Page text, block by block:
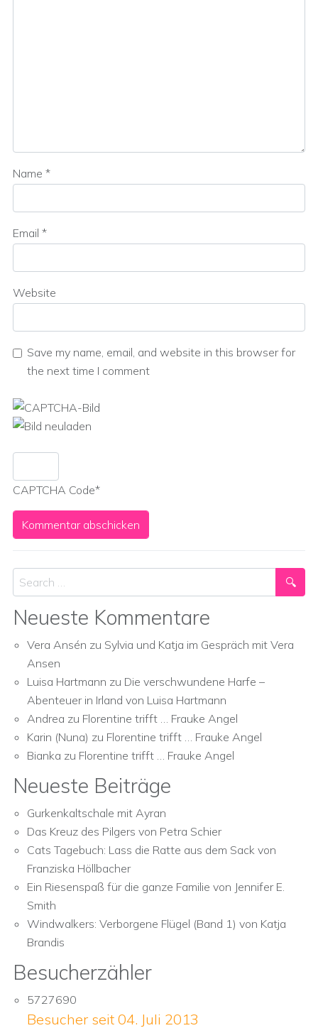
Name *
Email *
Website
Save my name, email, and website in this browser for
the next time I comment
CAPTCHA Code*
Search
Neueste Kommentare
Vera Ansén zu Sylvia und Katja im Gespräch mit Vera
Ansen
Luisa Hartmann zu Die verschwundene Harfe –
Abenteuer in Irland von Luisa Hartmann
Andrea zu Florentine trifft … Frauke Angel
Karin (Nuna) zu Florentine trifft … Frauke Angel
Bianka zu Florentine trifft … Frauke Angel
Neueste Beiträge
Gurkenkaltschale mit Ayran
Das Kreuz des Pilgers von Petra Schier
Cats Tagebuch: Lass die Ratte aus dem Sack von
Franziska Höllbacher
Ein Riesenspaß für die ganze Familie von Jennifer E.
Smith
Windwalkers: Verborgene Flügel (Band 1) von Katja
Brandis
Besucherzähler
5727690
Besucher seit 04. Juli 2013